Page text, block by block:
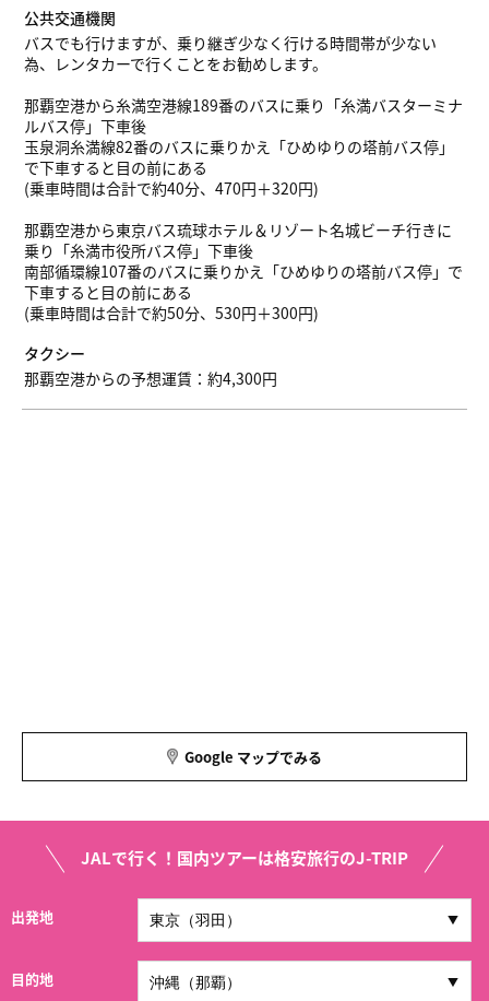
公共交通機関
バスでも行けますが、乗り継ぎ少なく行ける時間帯が少ない
為、レンタカーで行くことをお勧めします。
那覇空港から糸満空港線189番のバスに乗り「糸満バスターミナ
ルバス停」下車後
玉泉洞糸満線82番のバスに乗りかえ「ひめゆりの塔前バス停」
で下車すると目の前にある
(乗車時間は合計で約40分、470円＋320円)
那覇空港から東京バス琉球ホテル＆リゾート名城ビーチ行きに
乗り「糸満市役所バス停」下車後
南部循環線107番のバスに乗りかえ「ひめゆりの塔前バス停」で
下車すると目の前にある
(乗車時間は合計で約50分、530円＋300円)
タクシー
那覇空港からの予想運賃：約4,300円
Google マップでみる
JALで行く！国内ツアーは格安旅行のJ-TRIP
出発地
目的地